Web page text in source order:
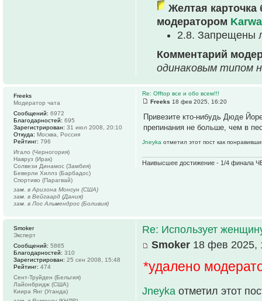
Желтая карточка
модератором
2.8. Запрещены
Комментарий
одинаковым типом
Re: Offtop все и обо всем!!!
Freeks 18 фев 2025, 16:20
Привезите кто-нибудь Дюде
препинания не больше, чем в
Jneyka отметил этот пост как
Наивысшее достижение - 1/4 финала
Freeks
Модератор чата
Сообщений: 6972
Благодарностей: 695
Зарегистрирован: 31 июл 2008, 20:10
Откуда: Москва, Россия
Рейтинг: 796
Игало (Черногория)
Навруз (Ирак)
Солвези Динамос (Замбия)
Беверли Хиллз (Барбадос)
Спортиво (Парагвай)
зам. в Аризона Монсун (США)
зам. в Вейгаард (Дания)
зам. в Лос Альмендрос (Боливия)
Re: Использует
Smoker 18 фев 2025,
*удалено
Jneyka отметил этот
Smoker
Эксперт
Сообщений: 5865
Благодарностей: 310
Зарегистрирован: 25 сен 2008, 15:48
Рейтинг: 474
Сент-Труйден (Бельгия)
Лайонбридж (США)
Киира Янг (Уганда)